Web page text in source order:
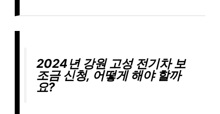
2024년 강원 고성 전기차 보
조금 신청, 어떻게 해야 할까
요?